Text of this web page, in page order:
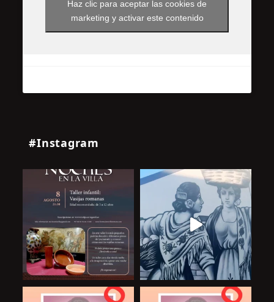
Haz clic para aceptar las cookies de
marketing y activar este contenido
#Instagram